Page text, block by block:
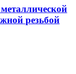
резьбой